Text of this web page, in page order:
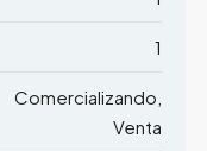
1
Comercializando,
Venta